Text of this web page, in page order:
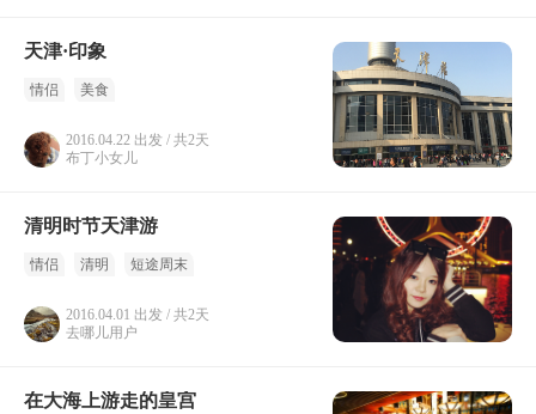
天津·印象
情侣 美食
2016.04.22 出发 / 共2天
布丁小女儿
清明时节天津游
情侣 清明 短途周末
2016.04.01 出发 / 共2天
去哪儿用户
在大海上游走的皇宫